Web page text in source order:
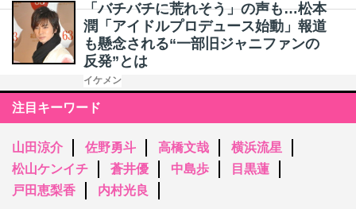
「バチバチに荒れそう」の声も…松本
潤「アイドルプロデュース始動」報道
も懸念される“一部旧ジャニファンの
反発”とは
イケメン
注目キーワード
山田涼介 佐野勇斗 高橋文哉
横浜流星
松山ケンイチ
蒼井優 中島歩
目黒蓮
戸田恵梨香
内村光良